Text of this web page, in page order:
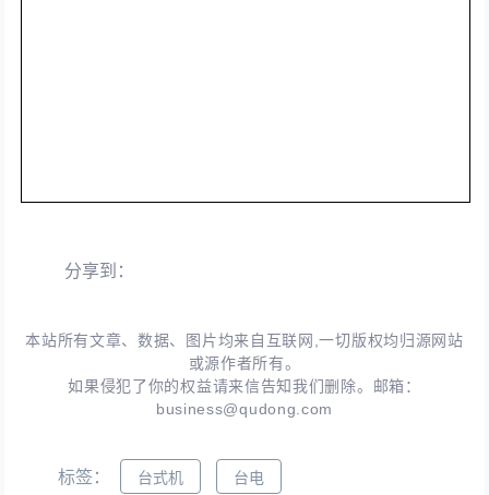
分享到：
本站所有文章、数据、图片均来自互联网,一切版权均归源网站
或源作者所有。
如果侵犯了你的权益请来信告知我们删除。邮箱：
business@qudong.com
标签： 台式机 台电